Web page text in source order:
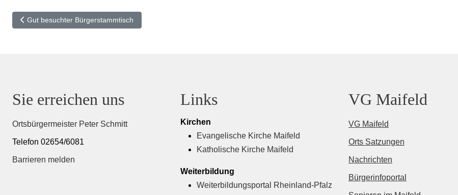
Vorheriger Beitrag: Gut besuchter Bürgerstammtisch
Gut besuchter Bürgerstammtisch
Sie erreichen uns
Ortsbürgermeister Peter Schmitt
Telefon 02654/6081
Barrieren melden
Links
Kirchen
Evangelische Kirche Maifeld
Katholische Kirche Maifeld
Weiterbildung
Weiterbildungsportal Rheinland-Pfalz
VG Maifeld
VG Maifeld
Orts Satzungen
Nachrichten
Bürgerinfoportal